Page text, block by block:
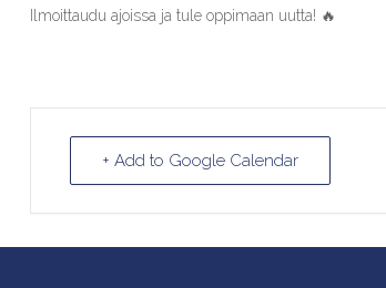
Ilmoittaudu ajoissa ja tule oppimaan uutta! 🔥
+ Add to Google Calendar